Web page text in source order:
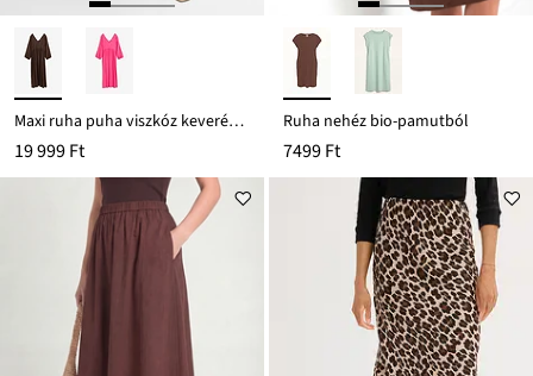
Maxi ruha puha viszkóz keverékből
19 999 Ft
Ruha nehéz bio-pamutból
7499 Ft